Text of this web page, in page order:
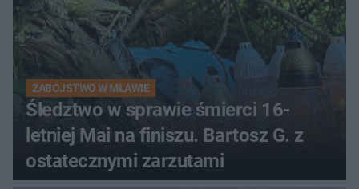
ZABÓJSTWO W MŁAWIE
Śledztwo w sprawie śmierci 16-
letniej Mai na finiszu. Bartosz G. z
ostatecznymi zarzutami